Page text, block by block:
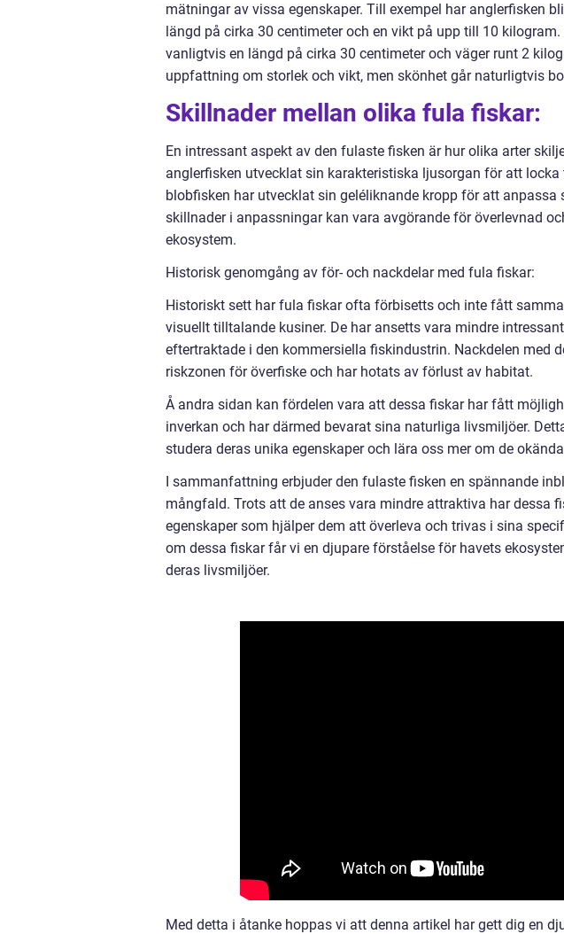
mätningar av vissa egenskaper. Till exempel har anglerfisken
längd på cirka 30 centimeter och en vikt på upp till 10
vanligtvis en längd på cirka 30 centimeter och väger runt 2
uppfattning om storlek och vikt, men skönhet går naturligtvis
Skillnader mellan olika fula fiskar:
En intressant aspekt av den fulaste fisken är hur olika arter
anglerfisken utvecklat sin karakteristiska ljusorgan för att
blobfisken har utvecklat sin geléliknande kropp för att anpassa
skillnader i anpassningar kan vara avgörande för överlevnad
ekosystem.
Historisk genomgång av för- och nackdelar med fula fiskar:
Historiskt sett har fula fiskar ofta förbisetts och inte fått
visuellt tilltalande kusiner. De har ansetts vara mindre
eftertraktade i den kommersiella fiskindustrin. Nackdelen med
riskzonen för överfiske och har hotats av förlust av habitat.
Å andra sidan kan fördelen vara att dessa fiskar har fått
inverkan och har därmed bevarat sina naturliga livsmiljöer.
studera deras unika egenskaper och lära oss mer om de
I sammanfattning erbjuder den fulaste fisken en spännande
mångfald. Trots att de anses vara mindre attraktiva har dessa
egenskaper som hjälper dem att överleva och trivas i sina
om dessa fiskar får vi en djupare förståelse för havets
deras livsmiljöer.
Med detta i åtanke hoppas vi att denna artikel har gett dig en